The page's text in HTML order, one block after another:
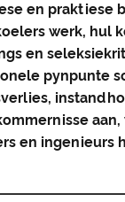
en praktiese
werk, hul
en
pynpunte
aan,
en ingenieurs